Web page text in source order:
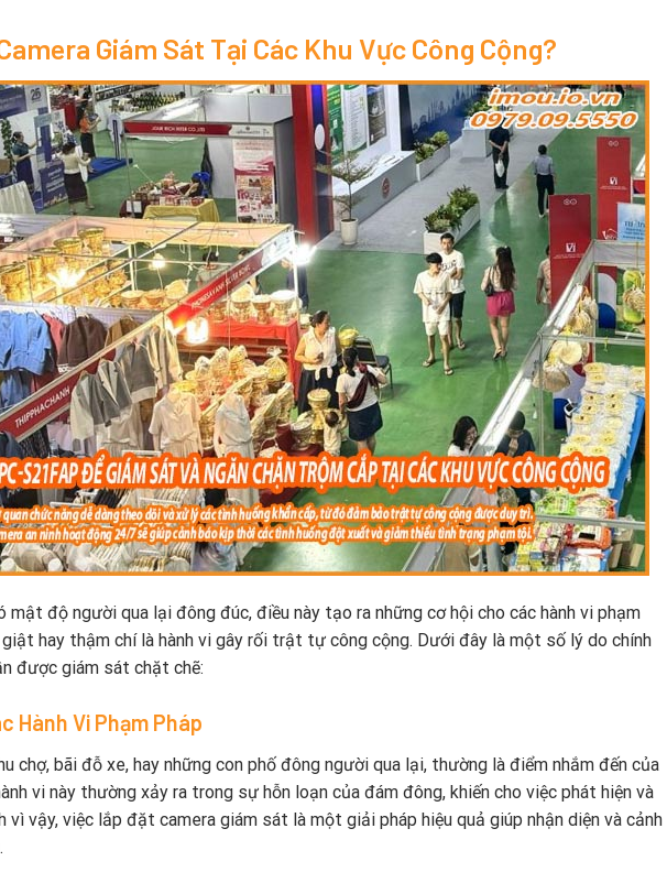
Giám Sát Tại Các Khu Vực Công Cộng?
mật độ người qua lại đông đúc, điều này tạo ra những cơ hội cho các hành vi phạm
hay thậm chí là hành vi gây rối trật tự công cộng. Dưới đây là một số lý do chính
được giám sát chặt chẽ:
Hành Vi Phạm Pháp
chợ, bãi đỗ xe, hay những con phố đông người qua lại, thường là điểm nhắm đến của
vi này thường xảy ra trong sự hỗn loạn của đám đông, khiến cho việc phát hiện và
vì vậy, việc lắp đặt camera giám sát là một giải pháp hiệu quả giúp nhận diện và cảnh